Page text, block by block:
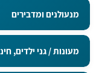
מנעולנים ומדבירים
מעונות / גני ילדים,